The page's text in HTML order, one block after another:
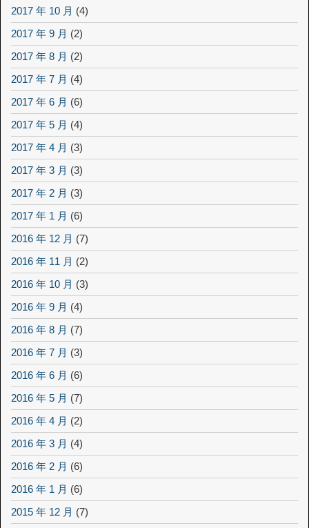
2017 年 10 月 (4)
2017 年 9 月 (2)
2017 年 8 月 (2)
2017 年 7 月 (4)
2017 年 6 月 (6)
2017 年 5 月 (4)
2017 年 4 月 (3)
2017 年 3 月 (3)
2017 年 2 月 (3)
2017 年 1 月 (6)
2016 年 12 月 (7)
2016 年 11 月 (2)
2016 年 10 月 (3)
2016 年 9 月 (4)
2016 年 8 月 (7)
2016 年 7 月 (3)
2016 年 6 月 (6)
2016 年 5 月 (7)
2016 年 4 月 (2)
2016 年 3 月 (4)
2016 年 2 月 (6)
2016 年 1 月 (6)
2015 年 12 月 (7)